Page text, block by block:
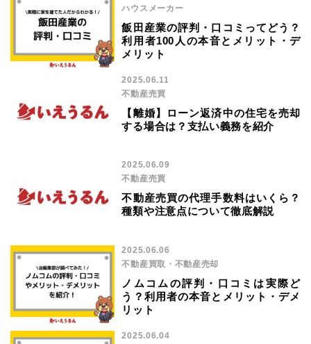
飯田産業の評判・口コミってどう？
利用者100人の本音とメリット・デ
メリット
ハウスメーカー
【離婚】ローン返済中の住宅を売却
する場合は？支払い義務を紹介
2025.06.11
不動産売買
不動産売買の代理手数料はいくら？
種類や注意点について徹底解説
2025.06.09
不動産売買
ノムコムの評判・口コミは実際ど
う？利用者の本音とメリット・デメ
リット
2025.06.06
不動産買取・不動産売却
2025.06.04